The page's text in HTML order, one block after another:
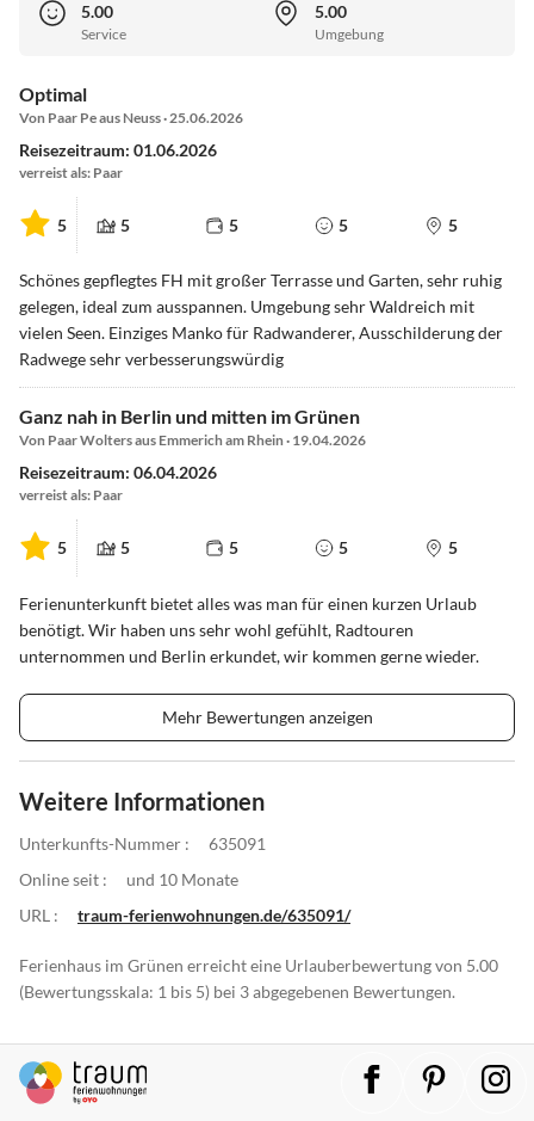
5.00
Service
5.00
Umgebung
Optimal
Von Paar Pe aus Neuss · 25.06.2026
Reisezeitraum: 01.06.2026
verreist als: Paar
5 5 5 5 5
Schönes gepflegtes FH mit großer Terrasse und Garten, sehr ruhig
gelegen, ideal zum ausspannen. Umgebung sehr Waldreich mit
vielen Seen. Einziges Manko für Radwanderer, Ausschilderung der
Radwege sehr verbesserungswürdig
Ganz nah in Berlin und mitten im Grünen
Von Paar Wolters aus Emmerich am Rhein · 19.04.2026
Reisezeitraum: 06.04.2026
verreist als: Paar
5 5 5 5 5
Ferienunterkunft bietet alles was man für einen kurzen Urlaub
benötigt. Wir haben uns sehr wohl gefühlt, Radtouren
unternommen und Berlin erkundet, wir kommen gerne wieder.
Mehr Bewertungen anzeigen
Weitere Informationen
Unterkunfts-Nummer :
635091
Online seit :
und 10 Monate
URL :
traum-ferienwohnungen.de/635091/
Ferienhaus im Grünen erreicht eine Urlauberbewertung von 5.00
(Bewertungsskala: 1 bis 5) bei 3 abgegebenen Bewertungen.